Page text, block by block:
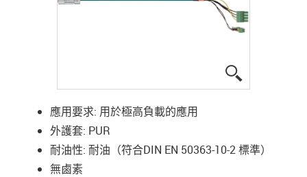
應用要求: 用於極高負載的應用
外護套: PUR
耐油性: 耐油（符合DIN EN 50363-10-2 標準）
無鹵素